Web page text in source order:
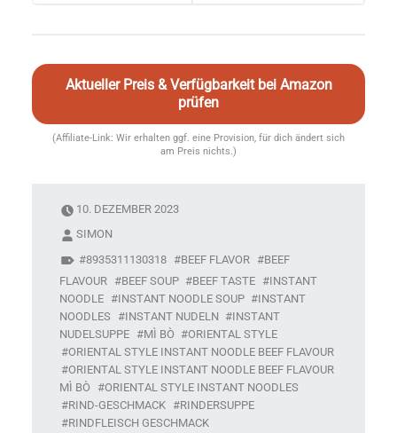
Aktueller Preis & Verfügbarkeit bei Amazon
prüfen
(Affiliate-Link: Wir erhalten ggf. eine Provision, für dich ändert sich
am Preis nichts.)
10. DEZEMBER 2023
SIMON
8935311130318
BEEF FLAVOR
BEEF
FLAVOUR
BEEF SOUP BEEF TASTE
INSTANT
NOODLE
INSTANT NOODLE SOUP
INSTANT
NOODLES
INSTANT NUDELN
INSTANT
NUDELSUPPE
MÌ BÒ
ORIENTAL STYLE
ORIENTAL STYLE INSTANT NOODLE BEEF FLAVOUR
ORIENTAL STYLE INSTANT NOODLE BEEF FLAVOUR
MÌ BÒ
ORIENTAL STYLE INSTANT NOODLES
RIND-GESCHMACK
RINDERSUPPE
RINDFLEISCH GESCHMACK